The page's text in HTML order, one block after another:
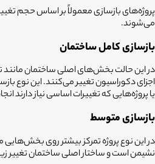
پروژه‌های بازسازی معمولاً بر اساس حجم
می‌شوند.
بازسازی کامل ساختمان
در این حالت بخش‌های اصلی ساختمان مانند
اجزای دکوراسیون تغییر می‌کنند. این نوع
یا پروژه‌هایی که تغییرات اساسی نیاز دارند
بازسازی متوسط
در این نوع پروژه تمرکز بیشتر روی بخش‌هایی
نشیمن است و ساختار اصلی ساختمان تغییر